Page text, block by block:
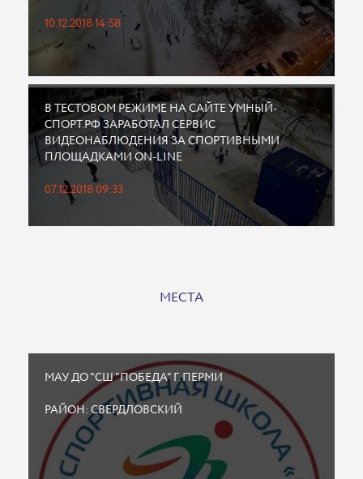
10.12.2018 14:58
В ТЕСТОВОМ РЕЖИМЕ НА САЙТЕ УМНЫЙ-
СПОРТ.РФ ЗАРАБОТАЛ СЕРВИС
ВИДЕОНАБЛЮДЕНИЯ ЗА СПОРТИВНЫМИ
ПЛОЩАДКАМИ ON-LINE
07.12.2018 09:33
МЕСТА
МАУ ДО "СШ "ПОБЕДА" Г. ПЕРМИ
РАЙОН: СВЕРДЛОВСКИЙ